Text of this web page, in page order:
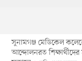
সুনামগঞ্জ মেডিকেল
আন্দোলনরত